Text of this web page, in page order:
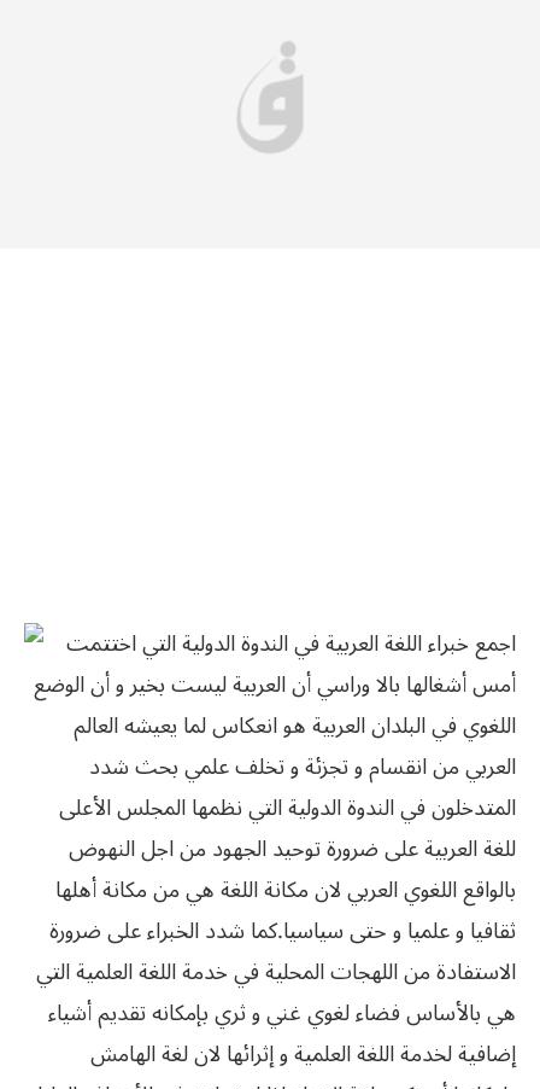
اجمع خبراء اللغة العربية في الندوة الدولية التي اختتمت
أمس أشغالها بالا وراسي أن العربية ليست بخير و أن الوضع
اللغوي في البلدان العربية هو انعكاس لما يعيشه العالم
العربي من انقسام و تجزئة و تخلف علمي بحث شدد
المتدخلون في الندوة الدولية التي نظمها المجلس الأعلى
للغة العربية على ضرورة توحيد الجهود من اجل النهوض
بالواقع اللغوي العربي لان مكانة اللغة هي من مكانة أهلها
ثقافيا و علميا و حتى سياسيا.كما شدد الخبراء على ضرورة
الاستفادة من اللهجات المحلية في خدمة اللغة العلمية التي
هي بالأساس فضاء لغوي غني و ثري بإمكانه تقديم أشياء
إضافية لخدمة اللغة العلمية و إثرائها لان لغة الهامش